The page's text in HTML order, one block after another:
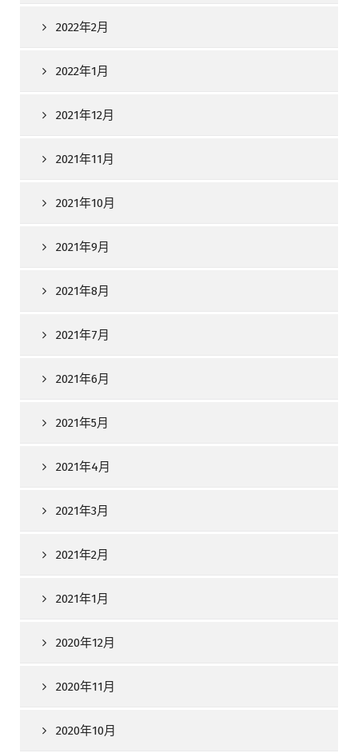
2022年2月
2022年1月
2021年12月
2021年11月
2021年10月
2021年9月
2021年8月
2021年7月
2021年6月
2021年5月
2021年4月
2021年3月
2021年2月
2021年1月
2020年12月
2020年11月
2020年10月